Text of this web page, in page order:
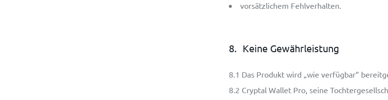
vorsätzlichem Fehlverhalten.
8. Keine Gewährleistung
8.1 Das Produkt wird „wie verfügbar“
8.2 Cryptal Wallet Pro, seine